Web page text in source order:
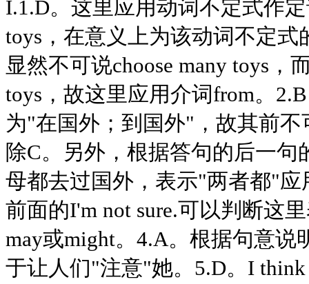
I.1.D。这里应用动词不定式作
toys，在意义上为该动词不定
显然不可说choose many toys，
toys，故这里应用介词from。
为"在国外；到国外"，故其前不
除C。另外，根据答句的后一
母都去过国外，表示"两者都"应
前面的I'm not sure.可以判断这
may或might。4.A。根据句意说
于让人们"注意"她。5.D。I